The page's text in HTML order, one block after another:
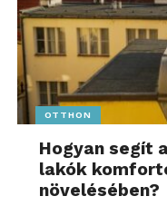
OTTHON
Hogyan segít
lakók
növelésében?